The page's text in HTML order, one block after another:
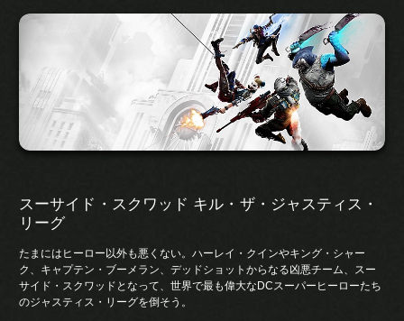
スーサイド・スクワッド キル・ザ・ジャスティス・
リーグ
たまにはヒーロー以外も悪くない。ハーレイ・クインやキング・シャー
ク、キャプテン・ブーメラン、デッドショットからなる凶悪チーム、スー
サイド・スクワッドとなって、世界で最も偉大なDCスーパーヒーローたち
のジャスティス・リーグを倒そう。